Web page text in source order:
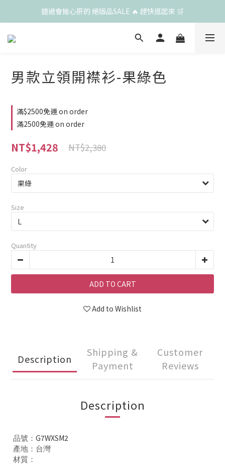
錯過會搥心肝的 絕版品SALE 🔥 趕快逛起來 🛒
男款立領開襟衫-果綠色
滿$2500免運 on order
滿2500免運 on order
NT$1,428 NT$2,380
Color
Size
Quantity
ADD TO CART
Add to Wishlist
Description
Shipping &
Payment
Customer
Reviews
Description
品號： G7WXSM2
產地：台灣
材質：